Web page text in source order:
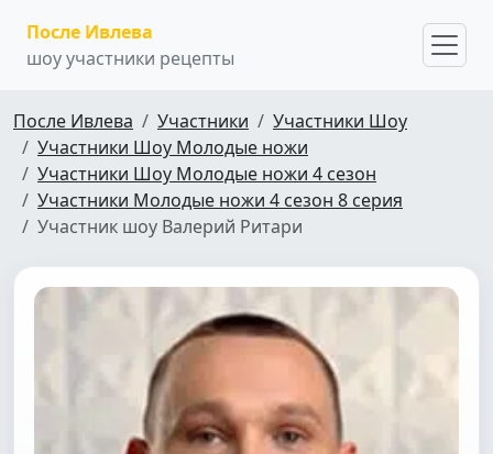
После Ивлева
шоу участники рецепты
После Ивлева Участники
Участники Шоу
Участники Шоу Молодые ножи
Участники Шоу Молодые ножи 4 сезон
Участники Молодые ножи 4 сезон 8 серия
Участник шоу Валерий Ритари